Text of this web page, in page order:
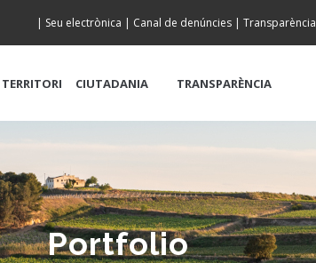
| Seu electrònica | Canal de denúncies | Transparència
TERRITORI CIUTADANIA TRANSPARÈNCIA
Portfolio